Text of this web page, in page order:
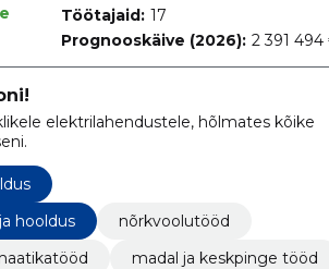
Töötajaid: 17
Prognooskäive (2026): 2 391
elektrilahendustele, hõlmates kõike
hooldus
nõrkvoolutööd
madal ja keskpinge tööd